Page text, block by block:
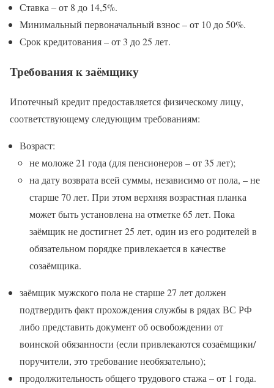
Ставка – от 8 до 14,5%.
Минимальный первоначальный взнос – от 10 до 50%.
Срок кредитования – от 3 до 25 лет.
Требования к заёмщику
Ипотечный кредит предоставляется физическому лицу,
соответствующему следующим требованиям:
Возраст:
не моложе 21 года (для пенсионеров – от 35 лет);
на дату возврата всей суммы, независимо от пола, – не
старше 70 лет. При этом верхняя возрастная планка
может быть установлена на отметке 65 лет. Пока
заёмщик не достигнет 25 лет, один из его родителей в
обязательном порядке привлекается в качестве
созаёмщика.
заёмщик мужского пола не старше 27 лет должен
подтвердить факт прохождения службы в рядах ВС РФ
либо представить документ об освобождении от
воинской обязанности (если привлекаются созаёмщики/
поручители, это требование необязательно);
продолжительность общего трудового стажа – от 1 года.